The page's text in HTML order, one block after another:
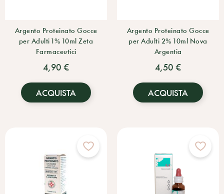
Argento Proteinato Gocce
per Adulti 1% 10ml Zeta
Farmaceutici
4,90 €
ACQUISTA
Argento Proteinato Gocce
per Adulti 2% 10ml Nova
Argentia
4,50 €
ACQUISTA